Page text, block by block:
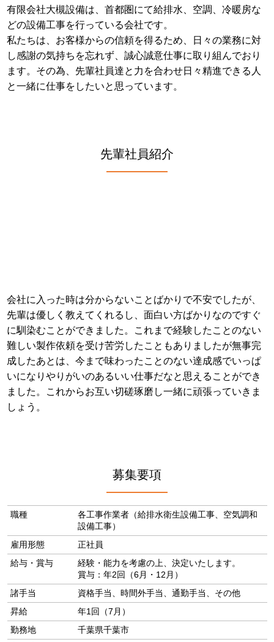
有限会社大槻設備は、首都圏にて給排水、空調、冷暖房な
どの設備工事を行っている会社です。
私たちは、お客様からの信頼を得るため、日々の業務に対
し感謝の気持ちを忘れず、誠心誠意仕事に取り組んでおり
ます。その為、先輩社員達と力を合わせ日々精進できる人
と一緒に仕事をしたいと思っています。
先輩社員紹介
会社に入った時は分からないことばかりで不安でしたが、
先輩は優しく教えてくれるし、面白い方ばかりなのですぐ
に馴染むことができました。これまで経験したことのない
難しい製作依頼を受け苦労したこともありましたが無事完
成したあとは、今まで味わったことのない達成感でいっぱ
いになりやりがいのあるいい仕事だなと思えることができ
ました。これからお互い切磋琢磨し一緒に頑張っていきま
しょう。
募集要項
職種
各工事作業者（給排水衛生設備工事、空気調和
設備工事）
雇用形態
正社員
給与・賞与
経験・能力を考慮の上、決定いたします。
賞与：年2回（6月・12月）
諸手当
資格手当、時間外手当、通勤手当、その他
昇給
年1回（7月）
勤務地
千葉県千葉市